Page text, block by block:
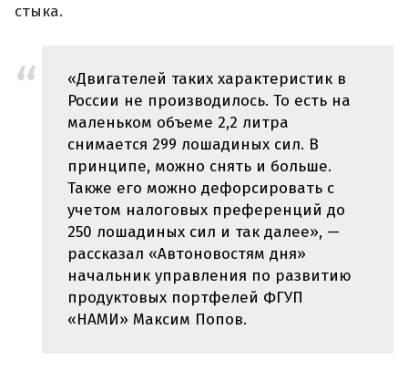
стыка.
«Двигателей таких характеристик в
России не производилось. То есть на
маленьком объеме 2,2 литра
снимается 299 лошадиных сил. В
принципе, можно снять и больше.
Также его можно дефорсировать с
учетом налоговых преференций до
250 лошадиных сил и так далее», —
рассказал «Автоновостям дня»
начальник управления по развитию
продуктовых портфелей ФГУП
«НАМИ» Максим Попов.